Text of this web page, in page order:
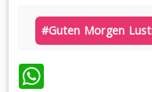
#guten Morgen
WhatsApp